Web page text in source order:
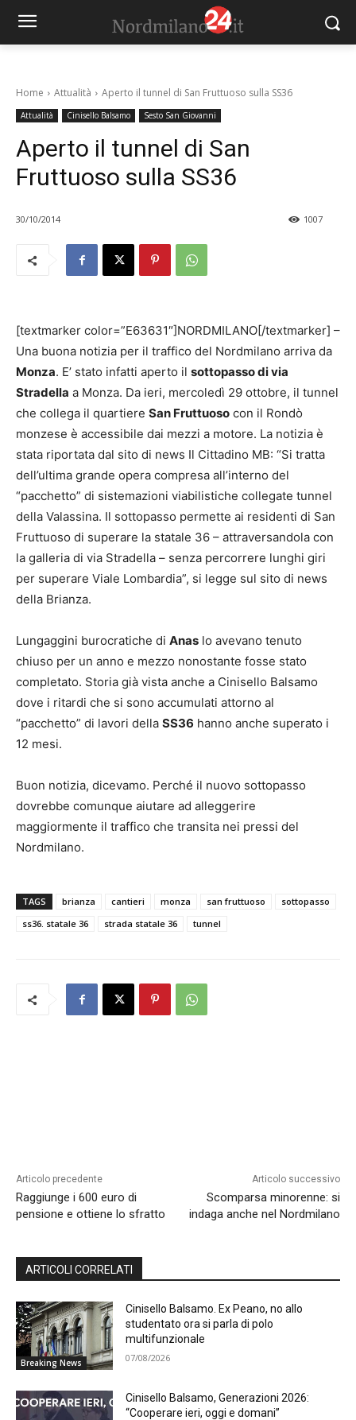
Home Attualità Aperto il tunnel di San Fruttuoso sulla SS36
Attualità Cinisello Balsamo Sesto San Giovanni
Aperto il tunnel di San
Fruttuoso sulla SS36
30/10/2014 1007
[textmarker color=”E63631″]NORDMILANO[/textmarker] –
Una buona notizia per il traffico del Nordmilano arriva da
Monza. E’ stato infatti aperto il sottopasso di via
Stradella a Monza. Da ieri, mercoledì 29 ottobre, il tunnel
che collega il quartiere San Fruttuoso con il Rondò
monzese è accessibile dai mezzi a motore. La notizia è
stata riportata dal sito di news Il Cittadino MB: “Si tratta
dell’ultima grande opera compresa all’interno del
“pacchetto” di sistemazioni viabilistiche collegate tunnel
della Valassina. Il sottopasso permette ai residenti di San
Fruttuoso di superare la statale 36 – attraversandola con
la galleria di via Stradella – senza percorrere lunghi giri
per superare Viale Lombardia”, si legge sul sito di news
della Brianza.
Lungaggini burocratiche di Anas lo avevano tenuto
chiuso per un anno e mezzo nonostante fosse stato
completato. Storia già vista anche a Cinisello Balsamo
dove i ritardi che si sono accumulati attorno al
“pacchetto” di lavori della SS36 hanno anche superato i
12 mesi.
Buon notizia, dicevamo. Perché il nuovo sottopasso
dovrebbe comunque aiutare ad alleggerire
maggiormente il traffico che transita nei pressi del
Nordmilano.
TAGS brianza cantieri monza san fruttuoso
sottopasso
ss36. statale 36
strada statale 36 tunnel
Articolo precedente
Raggiunge i 600 euro di
pensione e ottiene lo sfratto
Articolo successivo
Scomparsa minorenne: si
indaga anche nel Nordmilano
ARTICOLI CORRELATI
Breaking News
Cinisello Balsamo. Ex Peano, no allo
studentato ora si parla di polo
multifunzionale
07/08/2026
Cinisello Balsamo, Generazioni 2026:
“Cooperare ieri, oggi e domani”